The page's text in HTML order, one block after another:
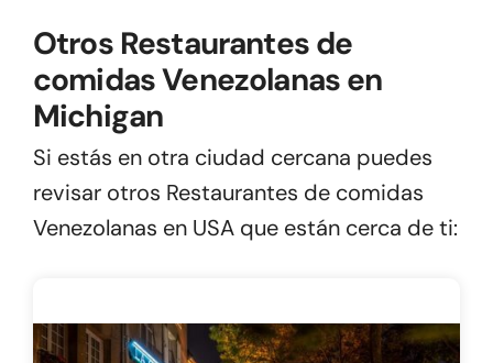
Otros Restaurantes de
comidas Venezolanas en
Michigan
Si estás en otra ciudad cercana puedes
revisar otros Restaurantes de comidas
Venezolanas en USA que están cerca de ti: